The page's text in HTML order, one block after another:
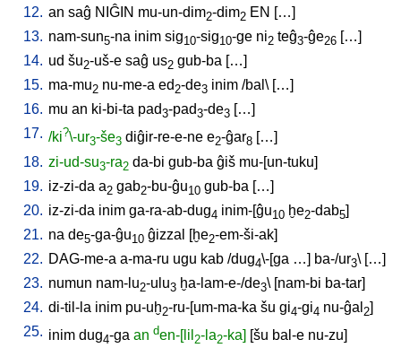
12. an saĝ NIĜIN mu-un-dim2-dim2 EN […]
13. nam-sun5-na inim sig10-sig10-ge ni2 teĝ3-ĝe26 […]
14. ud šu2-uš-e saĝ us2 gub-ba […]
15. ma-mu2 nu-me-a ed 2-de3 inim /bal \ […]
16. mu an ki-bi-ta pad3-pad3-de3 […]
17. /ki?\-ur3-še3 diĝir-re-e-ne e2-ĝar8 […]
18. zi-ud-su3-ra2 da-bi gub-ba ĝiš mu-[un-tuku]
19. iz-zi-da a2 gab2-bu-ĝu10 gub-ba […]
20. iz-zi-da inim ga-ra-ab-dug4 inim-[ĝu10 ḫe2-dab5]
21. na de5-ga-ĝu10 ĝizzal [ḫe2-em-ši-ak]
22. DAG-me-a a-ma-ru ugu kab /dug4\-[ga …] ba-/ur3\ […]
23. numun nam-lu2-ulu3 ḫa-lam-e-/de3\ [nam-bi ba-tar]
24. di-til-la inim pu-uḫ2-ru-[um-ma-ka šu gi4-gi4 nu-ĝal 2]
25. inim dug4-ga an den-[lil 2-la2-ka] [šu bal-e nu-zu]